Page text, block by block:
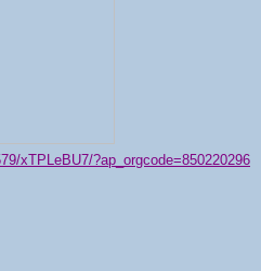
xTPLeBU7/?ap_orgcode=850220296